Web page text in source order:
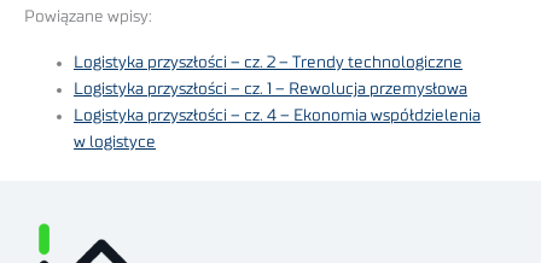
Powiązane wpisy:
Logistyka przyszłości – cz. 2 – Trendy technologiczne
Logistyka przyszłości – cz. 1 – Rewolucja przemysłowa
Logistyka przyszłości – cz. 4 – Ekonomia współdzielenia
w logistyce